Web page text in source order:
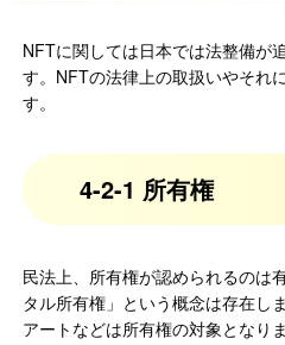
NFTに関しては日本では法整備が
す。NFTの法律上の取扱いやそれ
す。
4-2-1 所有権
民法上、所有権が認められるのは
タル所有権」という概念は存在し
アートなどは所有権の対象となり